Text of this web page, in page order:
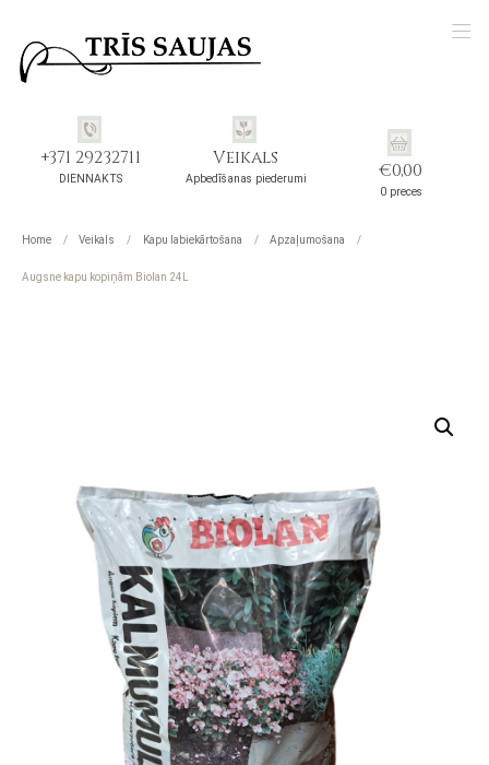
+371 29232711
DIENNAKTS
Veikals
Apbedīšanas piederumi €0,00
0 preces
Home Veikals Kapu labiekārtošana Apzaļumošana
Augsne kapu kopiņām Biolan 24L